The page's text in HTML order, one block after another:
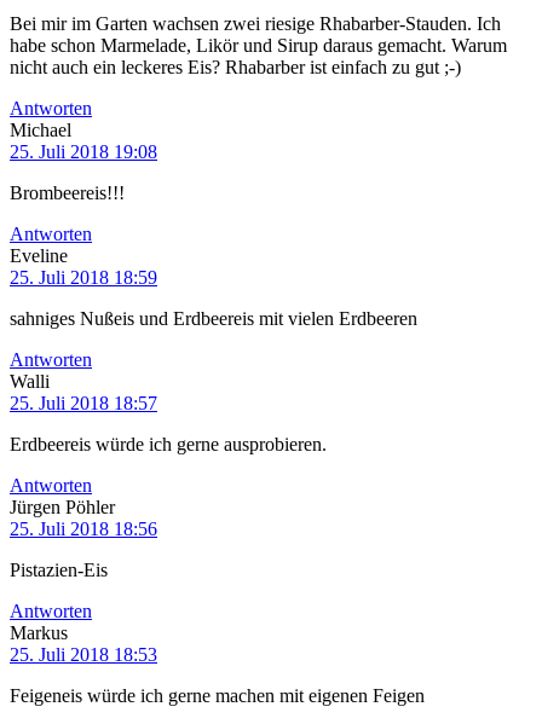
Bei mir im Garten wachsen zwei riesige Rhabarber-Stauden. Ich
habe schon Marmelade, Likör und Sirup daraus gemacht. Warum
nicht auch ein leckeres Eis? Rhabarber ist einfach zu gut ;-)
Antworten
Michael
25. Juli 2018 19:08
Brombeereis!!!
Antworten
Eveline
25. Juli 2018 18:59
sahniges Nußeis und Erdbeereis mit vielen Erdbeeren
Antworten
Walli
25. Juli 2018 18:57
Erdbeereis würde ich gerne ausprobieren.
Antworten
Jürgen Pöhler
25. Juli 2018 18:56
Pistazien-Eis
Antworten
Markus
25. Juli 2018 18:53
Feigeneis würde ich gerne machen mit eigenen Feigen